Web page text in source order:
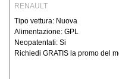
RENAULT
Tipo vettura: Nuova
Alimentazione: GPL
Neopatentati: Si
Richiedi GRATIS la promo del